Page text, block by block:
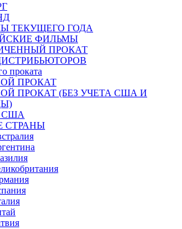
ТЕКУЩЕГО ГОДА
ФИЛЬМЫ
ПРОКАТ
проката
ПРОКАТ
ПРОКАТ (БЕЗ УЧЕТА США И
США
СТРАНЫ